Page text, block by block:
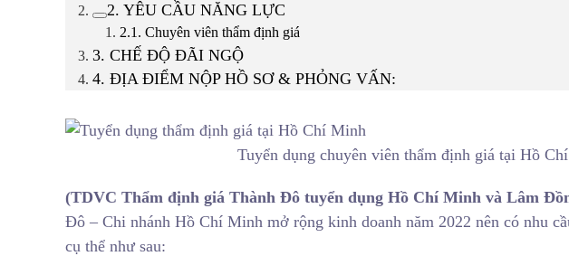
2. YÊU CẦU NĂNG LỰC
2.1. Chuyên viên thẩm định giá
3. CHẾ ĐỘ ĐÃI NGỘ
4. ĐỊA ĐIỂM NỘP HỒ SƠ & PHỎNG VẤN:
Tuyển dụng chuyên viên thẩm định giá tại Hồ
(TDVC Thẩm định giá Thành Đô tuyển dụng Hồ Chí Minh và Lâm
Đô – Chi nhánh Hồ Chí Minh mở rộng kinh doanh năm 2022 nên có nhu
cụ thể như sau: